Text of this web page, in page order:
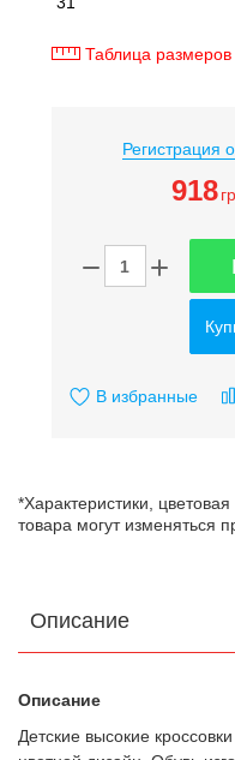
Таблица размеров
Регистрация
918
В избранные
*Характеристики,
товара могут изменяться
Описание
Описание
Детские высокие